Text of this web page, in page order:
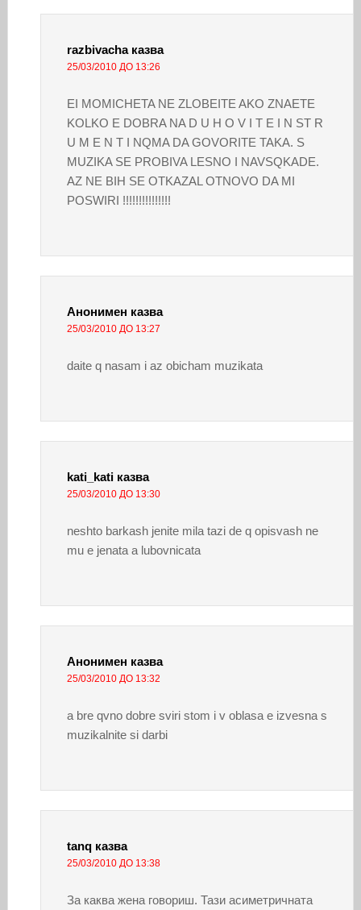
razbivacha казва
25/03/2010 ДО 13:26
EI MOMICHETA NE ZLOBEITE AKO ZNAETE
KOLKO E DOBRA NA D U H O V I T E I N ST R
U M E N T I NQMA DA GOVORITE TAKA. S
MUZIKA SE PROBIVA LESNO I NAVSQKADE.
AZ NE BIH SE OTKAZAL OTNOVO DA MI
POSWIRI !!!!!!!!!!!!!!!
Анонимен казва
25/03/2010 ДО 13:27
daite q nasam i az obicham muzikata
kati_kati казва
25/03/2010 ДО 13:30
neshto barkash jenite mila tazi de q opisvash ne
mu e jenata a lubovnicata
Анонимен казва
25/03/2010 ДО 13:32
a bre qvno dobre sviri stom i v oblasa e izvesna s
muzikalnite si darbi
tanq казва
25/03/2010 ДО 13:38
За каква жена говориш. Тази асиметричната